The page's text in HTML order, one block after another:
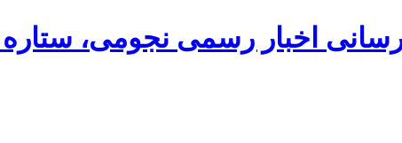
رسانی اخبار رسمی نجومی،